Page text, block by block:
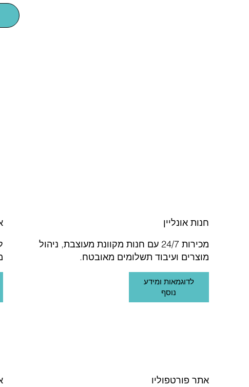
חנות אונליין
מכירות 24/7 עם חנות מקוונת מעוצבת, ניהול
מוצרים ועיבוד תשלומים מאובטח.
לדוגמאות ומידע
נוסף
אתר פורטפוליו